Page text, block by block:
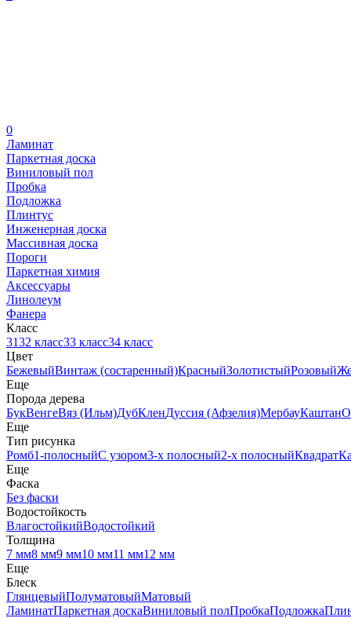
0
Ламинат
Паркетная доска
Виниловый пол
Пробка
Подложка
Плинтус
Инженерная доска
Массивная доска
Пороги
Паркетная химия
Аксессуары
Линолеум
Фанера
Класс
3132 класс33 класс34 класс
Цвет
БежевыйВинтаж (состаренный)КрасныйЗолотистыйРозовый
Еще
Порода дерева
БукВенгеВяз (Ильм)ДубКленДуссия (Афзелия)МербауКаштан
Еще
Тип рисунка
Ромб1-полосныйС узором3-х полосный2-х полосныйКвадрат
Еще
Фаска
Без фаски
Водостойкость
ВлагостойкийВодостойкий
Толщина
7 мм8 мм9 мм10 мм11 мм12 мм
Еще
Блеск
ГлянцевыйПолуматовыйМатовый
ЛаминатПаркетная доскаВиниловый полПробкаПодложка